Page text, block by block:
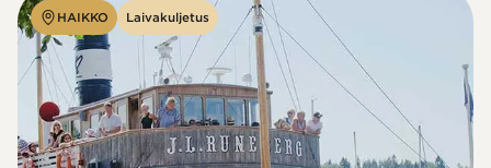
HAIKKO Laivakuljetus